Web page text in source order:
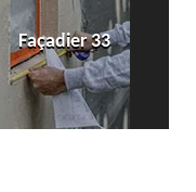
Façadier 33